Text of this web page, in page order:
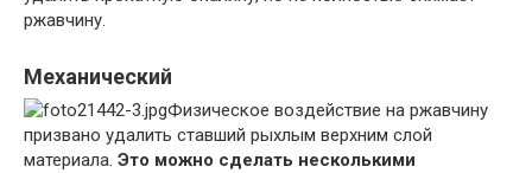
ржавчину.
Механический
Физическое воздействие на ржавчину
призвано удалить ставший рыхлым верхним слой
материала. Это можно сделать несколькими